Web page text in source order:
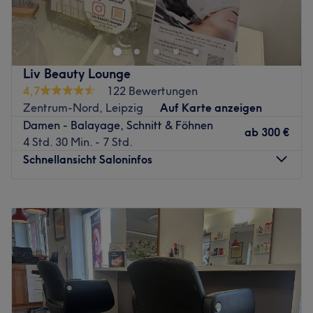
Liv Beauty Lounge
4,7
122 Bewertungen
Zentrum-Nord, Leipzig
Auf Karte anzeigen
Damen - Balayage, Schnitt & Föhnen
4 Std. 30 Min. - 7 Std.
ab 300 €
Schnellansicht Saloninfos
Dienstag
09:00
20:00
Mittwoch
09:00–
20:00
Donnerstag
09:00– 20:00
Freitag
09:00–20:00
Samstag
Sonntag
Geschlossen